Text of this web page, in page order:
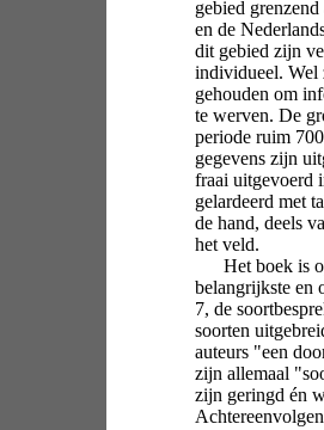
gebied
en de
dit gebied zijn
individueel. Wel
gehouden om
te werven. De
periode ruim
gegevens zijn
fraai uitgevoerd
gelardeerd met
de hand, deels
het veld.
Het boek is
belangrijkste en
7, de
soorten
auteurs "een
zijn allemaal
zijn geringd én